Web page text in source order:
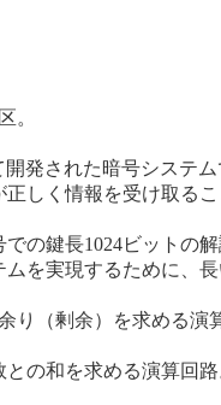
。
開発された暗号シス
しく情報を受け取るこ
の鍵長1024ビットの
を実現するために、
り（剰余）を求める演
の和を求める演算回路